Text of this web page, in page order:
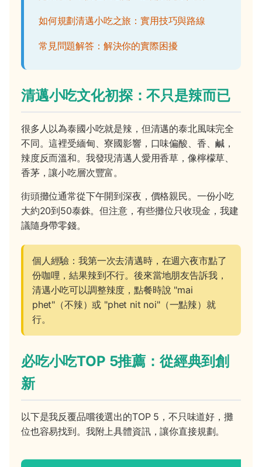
如何規劃清邁小吃之旅：實用技巧與路線
常見問題解答：解決你的實際困擾
清邁小吃文化初探：不只是辣而已
很多人以為泰國小吃就是辣，但清邁的泰北風味完全
不同。這裡受緬甸、寮國影響，口味偏酸、香、鹹，
辣度反而溫和。我發現清邁人愛用香草，像檸檬草、
香茅，讓小吃層次豐富。
街頭攤位通常從下午開到深夜，價格親民。一份小吃
大約20到50泰銖。但注意，有些攤位只收現金，我建
議隨身帶零錢。
個人經驗：我第一次去清邁時，在週六夜市點了
份咖哩，結果辣到不行。後來當地朋友告訴我，
清邁小吃可以調整辣度，點餐時說 "mai
phet"（不辣）或 "phet nit noi"（一點辣）就
行。
必吃小吃TOP 5推薦：從經典到創
新
以下是我反覆品嚐後選出的TOP 5，不只味道好，攤
位也容易找到。我附上具體資訊，讓你直接規劃。